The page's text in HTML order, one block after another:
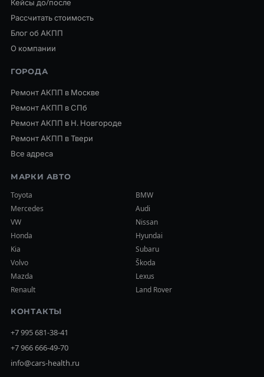
Кейсы до/после
Рассчитать стоимость
Блог об АКПП
О компании
ГОРОДА
Ремонт АКПП в Москве
Ремонт АКПП в СПб
Ремонт АКПП в Н. Новгороде
Ремонт АКПП в Твери
Все адреса
МАРКИ АВТО
Toyota
BMW
Mercedes
Audi
VW
Nissan
Honda
Hyundai
Kia
Subaru
Volvo
Škoda
Mazda
Lexus
Renault
Land Rover
КОНТАКТЫ
+7 995 681-38-41
+7 966 666-49-70
info@cars-health.ru